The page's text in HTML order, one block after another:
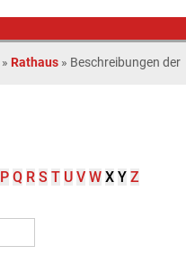
» Rathaus » Beschreibungen der
P Q R S T U V W X Y Z